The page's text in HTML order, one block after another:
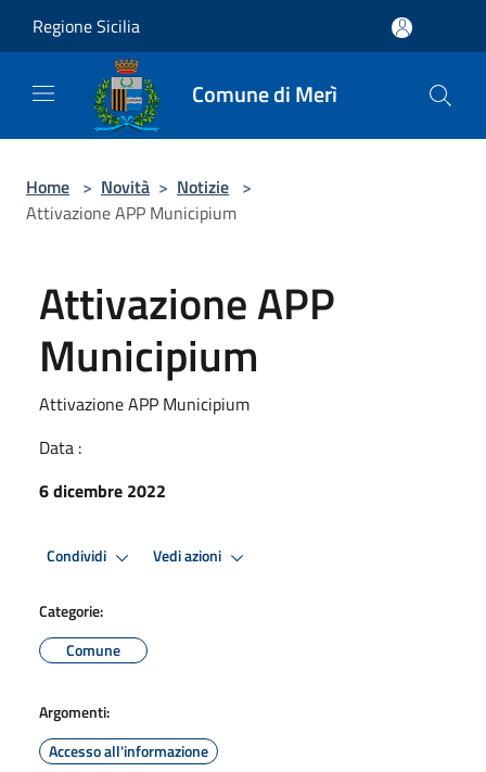
Regione Sicilia
Comune di Merì
Home > Novità > Notizie >
Attivazione APP Municipium
Attivazione APP
Municipium
Attivazione APP Municipium
Data :
6 dicembre 2022
Condividi Vedi azioni
Categorie:
Comune
Argomenti:
Accesso all'informazione